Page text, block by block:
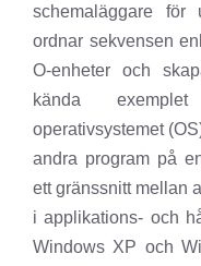
schemaläggare för
ordnar sekvensen
O-enheter och
kända
operativsystemet
andra program på
ett gränssnitt mellan
i applikations- och
Windows XP och